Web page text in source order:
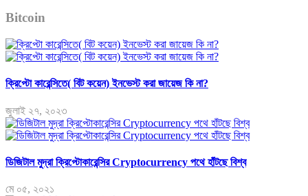
Bitcoin
ক্রিপ্টো কারেন্সিতে( বিট কয়েন) ইনভেস্ট করা জায়েজ কি না?
জুলাই ২৭, ২০২৩
ডিজিটাল মুদ্রা ক্রিপ্টোকারেন্সির Cryptocurrency পথে হাঁটছে বিশ্ব
মে ০৫, ২০২১